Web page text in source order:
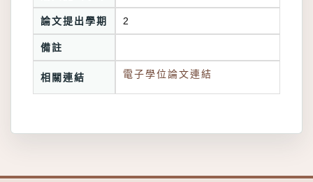
論文提出學期 2
備註
相關連結 電子學位論文連結